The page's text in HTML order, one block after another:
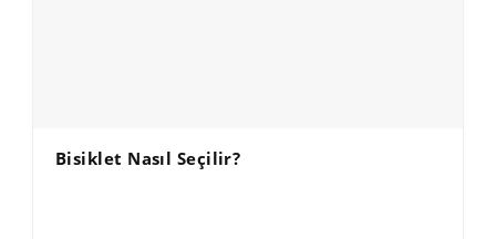
Bisiklet Nasıl Seçilir?